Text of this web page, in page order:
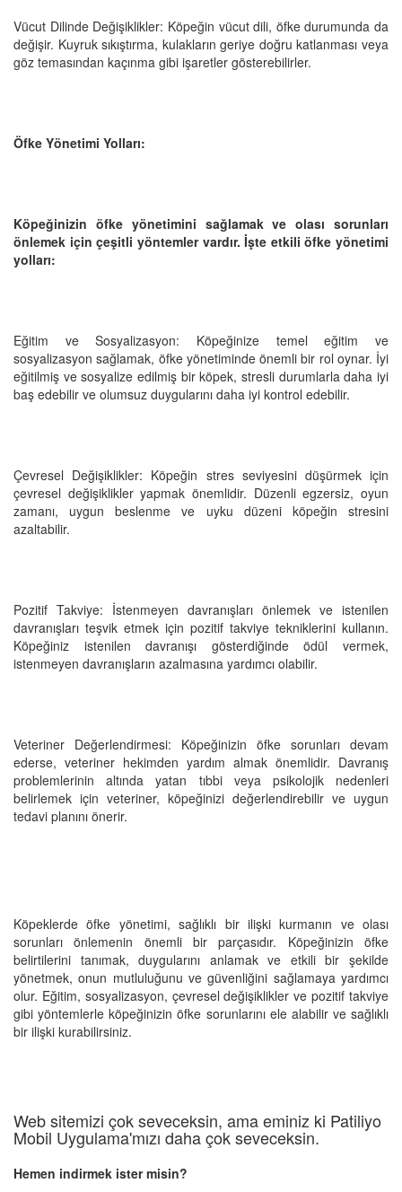
Vücut Dilinde Değişiklikler: Köpeğin vücut dili, öfke durumunda da
değişir. Kuyruk sıkıştırma, kulakların geriye doğru katlanması veya
göz temasından kaçınma gibi işaretler gösterebilirler.
Öfke Yönetimi Yolları:
Köpeğinizin öfke yönetimini sağlamak ve olası sorunları
önlemek için çeşitli yöntemler vardır. İşte etkili öfke yönetimi
yolları:
Eğitim ve Sosyalizasyon: Köpeğinize temel eğitim ve
sosyalizasyon sağlamak, öfke yönetiminde önemli bir rol oynar. İyi
eğitilmiş ve sosyalize edilmiş bir köpek, stresli durumlarla daha iyi
baş edebilir ve olumsuz duygularını daha iyi kontrol edebilir.
Çevresel Değişiklikler: Köpeğin stres seviyesini düşürmek için
çevresel değişiklikler yapmak önemlidir. Düzenli egzersiz, oyun
zamanı, uygun beslenme ve uyku düzeni köpeğin stresini
azaltabilir.
Pozitif Takviye: İstenmeyen davranışları önlemek ve istenilen
davranışları teşvik etmek için pozitif takviye tekniklerini kullanın.
Köpeğiniz istenilen davranışı gösterdiğinde ödül vermek,
istenmeyen davranışların azalmasına yardımcı olabilir.
Veteriner Değerlendirmesi: Köpeğinizin öfke sorunları devam
ederse, veteriner hekimden yardım almak önemlidir. Davranış
problemlerinin altında yatan tıbbi veya psikolojik nedenleri
belirlemek için veteriner, köpeğinizi değerlendirebilir ve uygun
tedavi planını önerir.
Köpeklerde öfke yönetimi, sağlıklı bir ilişki kurmanın ve olası
sorunları önlemenin önemli bir parçasıdır. Köpeğinizin öfke
belirtilerini tanımak, duygularını anlamak ve etkili bir şekilde
yönetmek, onun mutluluğunu ve güvenliğini sağlamaya yardımcı
olur. Eğitim, sosyalizasyon, çevresel değişiklikler ve pozitif takviye
gibi yöntemlerle köpeğinizin öfke sorunlarını ele alabilir ve sağlıklı
bir ilişki kurabilirsiniz.
Web sitemizi çok seveceksin, ama eminiz ki Patiliyo
Mobil Uygulama'mızı daha çok seveceksin.
Hemen indirmek ister misin?